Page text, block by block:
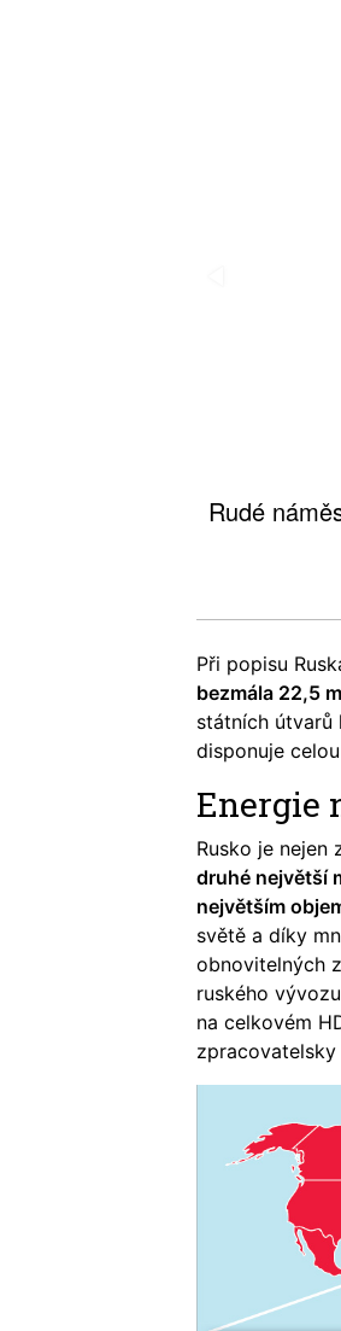
Rudé
Při popisu
bezmála 22,5
státních útvarů
disponuje
Energie
Rusko je nejen
druhé největší
největším
světě a díky
obnovitelných
ruského
na celkovém